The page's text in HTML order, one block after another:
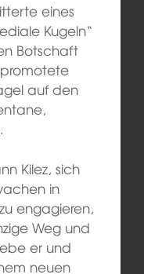
eines
Kugeln“
Botschaft
auf den
Kilez, sich
in
engagieren,
Weg und
er und
neuen